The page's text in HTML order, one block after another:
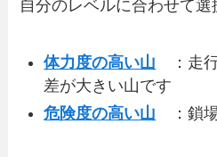
自分のレベルに合わせて選
体力度の高い山 ：走
差が大きい山です
危険度の高い山 ：鎖